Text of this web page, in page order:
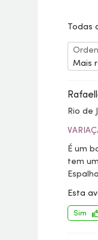
Todas
Mais
Rio de
É um
tem
Esta
Sim